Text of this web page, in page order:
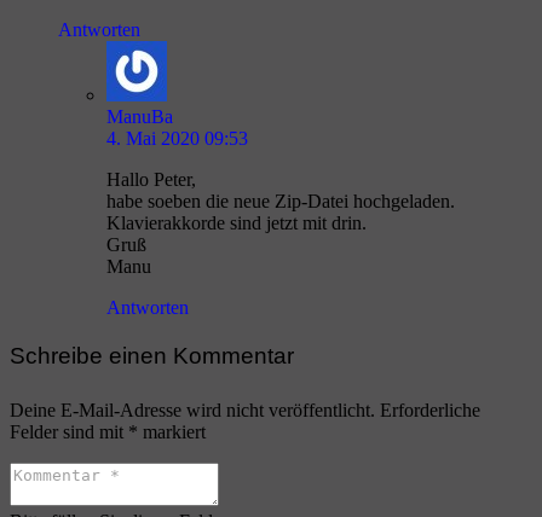
Antworten
ManuBa
4. Mai 2020 09:53
Hallo Peter,
habe soeben die neue Zip-Datei hochgeladen.
Klavierakkorde sind jetzt mit drin.
Gruß
Manu
Antworten
Schreibe einen Kommentar
Deine E-Mail-Adresse wird nicht veröffentlicht. Erforderliche
Felder sind mit * markiert